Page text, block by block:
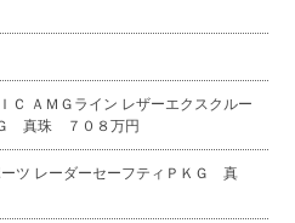
Ｃ ＡＭＧライン レザーエクスクルー
Ｇ 真珠 ７０８万円
ーツ レーダーセーフティＰＫＧ 真